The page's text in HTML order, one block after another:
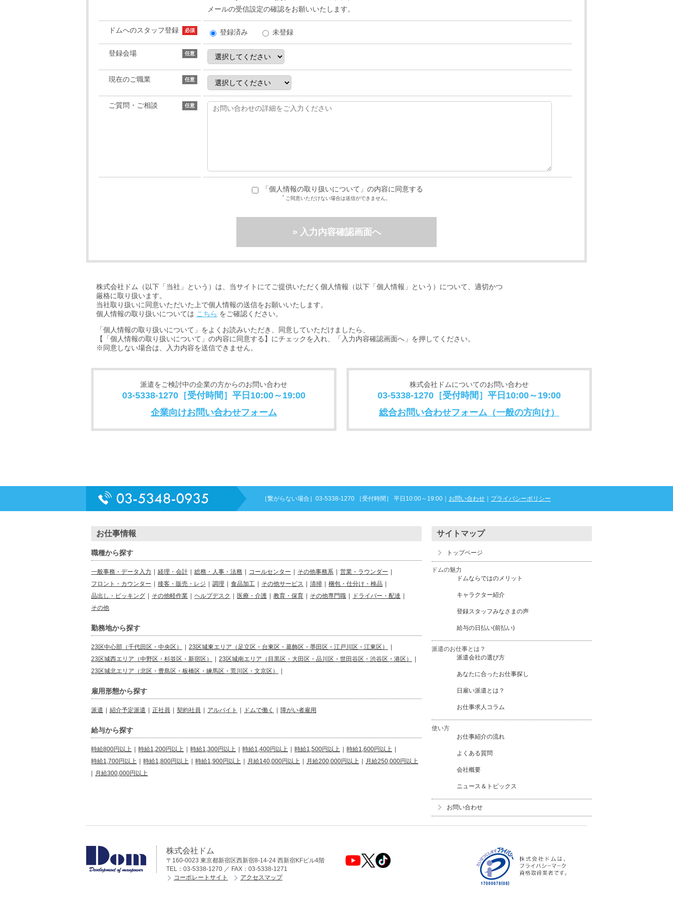
メールの受信設定の確認をお願いいたします。
必須
ドムへのスタッフ登録 登録済み 未登録
任意
登録会場
任意
現在のご職業
任意
ご質問・ご相談
「個人情報の取り扱いについて」の内容に同意する
* ご同意いただけない場合は送信ができません。
株式会社ドム（以下「当社」という）は、当サイトにてご提供いただく個人情報（以下「個人情報」という）について、適切かつ
厳格に取り扱います。
当社取り扱いに同意いただいた上で個人情報の送信をお願いいたします。
個人情報の取り扱いについては こちら をご確認ください。
「個人情報の取り扱いについて」をよくお読みいただき、同意していただけましたら、
【「個人情報の取り扱いについて」の内容に同意する】にチェックを入れ、「入力内容確認画面へ」を押してください。
※同意しない場合は、入力内容を送信できません。
派遣をご検討中の企業の方からのお問い合わせ
03-5338-1270［受付時間］平日10:00～19:00
企業向けお問い合わせフォーム
株式会社ドムについてのお問い合わせ
03-5338-1270［受付時間］平日10:00～19:00
総合お問い合わせフォーム（一般の方向け）
［繋がらない場合］03-5338-1270 ［受付時間］ 平日10:00～19:00 お問い合わせ プライバシーポリシー
お仕事情報
職種から探す
一般事務・データ入力 経理・会計 総務・人事・法務 コールセンター その他事務系 営業・ラウンダー
フロント・カウンター
接客・販売・レジ 調理 食品加工 その他サービス 清掃 梱包・仕分け・検品
品出し・ピッキング
その他軽作業 ヘルプデスク 医療・介護 教育・保育 その他専門職 ドライバー・配達
その他
勤務地から探す
23区中心部（千代田区・中央区） 23区城東エリア（足立区・台東区・葛飾区・墨田区・江戸川区・江東区）
23区城西エリア（中野区・杉並区・新宿区）
23区城南エリア（目黒区・大田区・品川区・世田谷区・渋谷区・港区）
23区城北エリア（北区・豊島区・板橋区・練馬区・荒川区・文京区）
雇用形態から探す
派遣 紹介予定派遣 正社員 契約社員 アルバイト ドムで働く 障がい者雇用
給与から探す
時給800円以上 時給1,200円以上 時給1,300円以上 時給1,400円以上 時給1,500円以上 時給1,600円以上
時給1,700円以上
時給1,800円以上 時給1,900円以上 月給140,000円以上 月給200,000円以上
月給250,000円以上
月給300,000円以上
サイトマップ
トップページ
ドムの魅力
ドムならではのメリット
キャラクター紹介
登録スタッフみなさまの声
給与の日払い(前払い)
派遣のお仕事とは？
派遣会社の選び方
あなたに合ったお仕事探し
日雇い派遣とは？
お仕事求人コラム
使い方
お仕事紹介の流れ
よくある質問
会社概要
ニュース＆トピックス
お問い合わせ
株式会社ドム
〒160-0023 東京都新宿区西新宿8-14-24 西新宿KFビル4階
TEL：03-5338-1270 ／ FAX：03-5338-1271
コーポレートサイト
アクセスマップ